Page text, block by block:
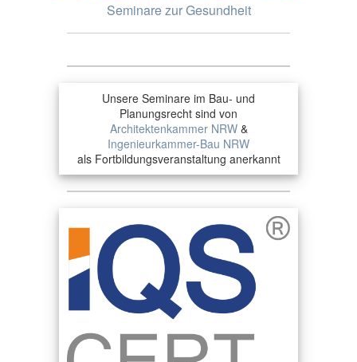
Seminare zur Gesundheit
Unsere Seminare im Bau- und
Planungsrecht sind von
Architektenkammer NRW&
Ingenieurkammer-Bau NRW
als Fortbildungsveranstaltung anerkannt